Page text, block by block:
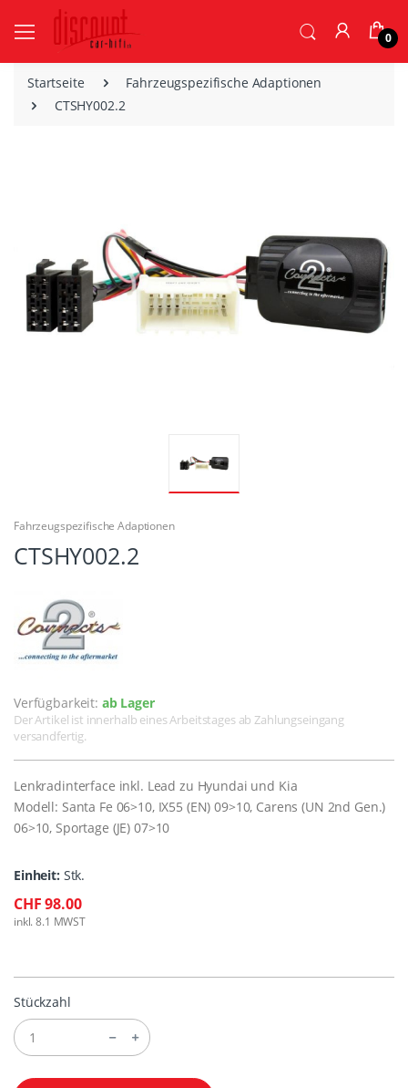
0
Startseite
Fahrzeugspezifische Adaptionen
CTSHY002.2
Fahrzeugspezifische Adaptionen
CTSHY002.2
Verfügbarkeit: ab Lager
Der Artikel ist innerhalb eines Arbeitstages ab Zahlungseingang
versandfertig.
Lenkradinterface inkl. Lead zu Hyundai und Kia
Modell: Santa Fe 06>10, IX55 (EN) 09>10, Carens (UN 2nd Gen.)
06>10, Sportage (JE) 07>10
Einheit: Stk.
CHF 98.00
inkl. 8.1 MWST
Stückzahl